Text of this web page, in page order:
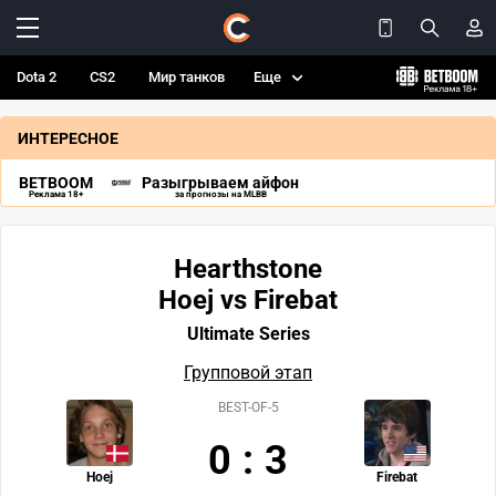
Dota 2 CS2 Мир танков Еще
ИНТЕРЕСНОЕ
BETBOOM
Реклама 18+
Разыгрываем айфон
за прогнозы на MLBB
Hearthstone
Hoej vs Firebat
Ultimate Series
Групповой этап
Hoej Firebat
BEST-OF-5
0 : 3